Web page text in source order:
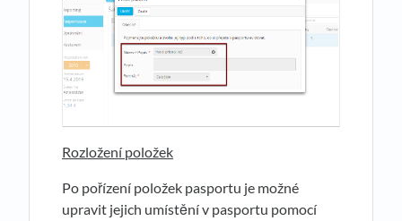
Rozložení položek
Po pořízení položek pasportu je možné
upravit jejich umístění v pasportu pomocí